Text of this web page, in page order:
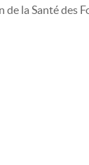
de la Santé des